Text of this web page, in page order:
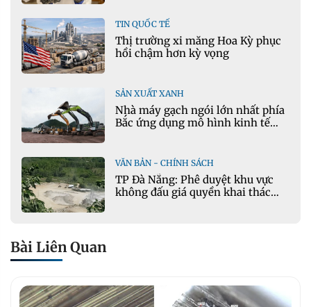
TIN QUỐC TẾ
Thị trường xi măng Hoa Kỳ phục
hồi chậm hơn kỳ vọng
SẢN XUẤT XANH
Nhà máy gạch ngói lớn nhất phía
Bắc ứng dụng mô hình kinh tế
VĂN BẢN - CHÍNH SÁCH
TP Đà Nẵng: Phê duyệt khu vực
không đấu giá quyền khai thác
Bài Liên Quan